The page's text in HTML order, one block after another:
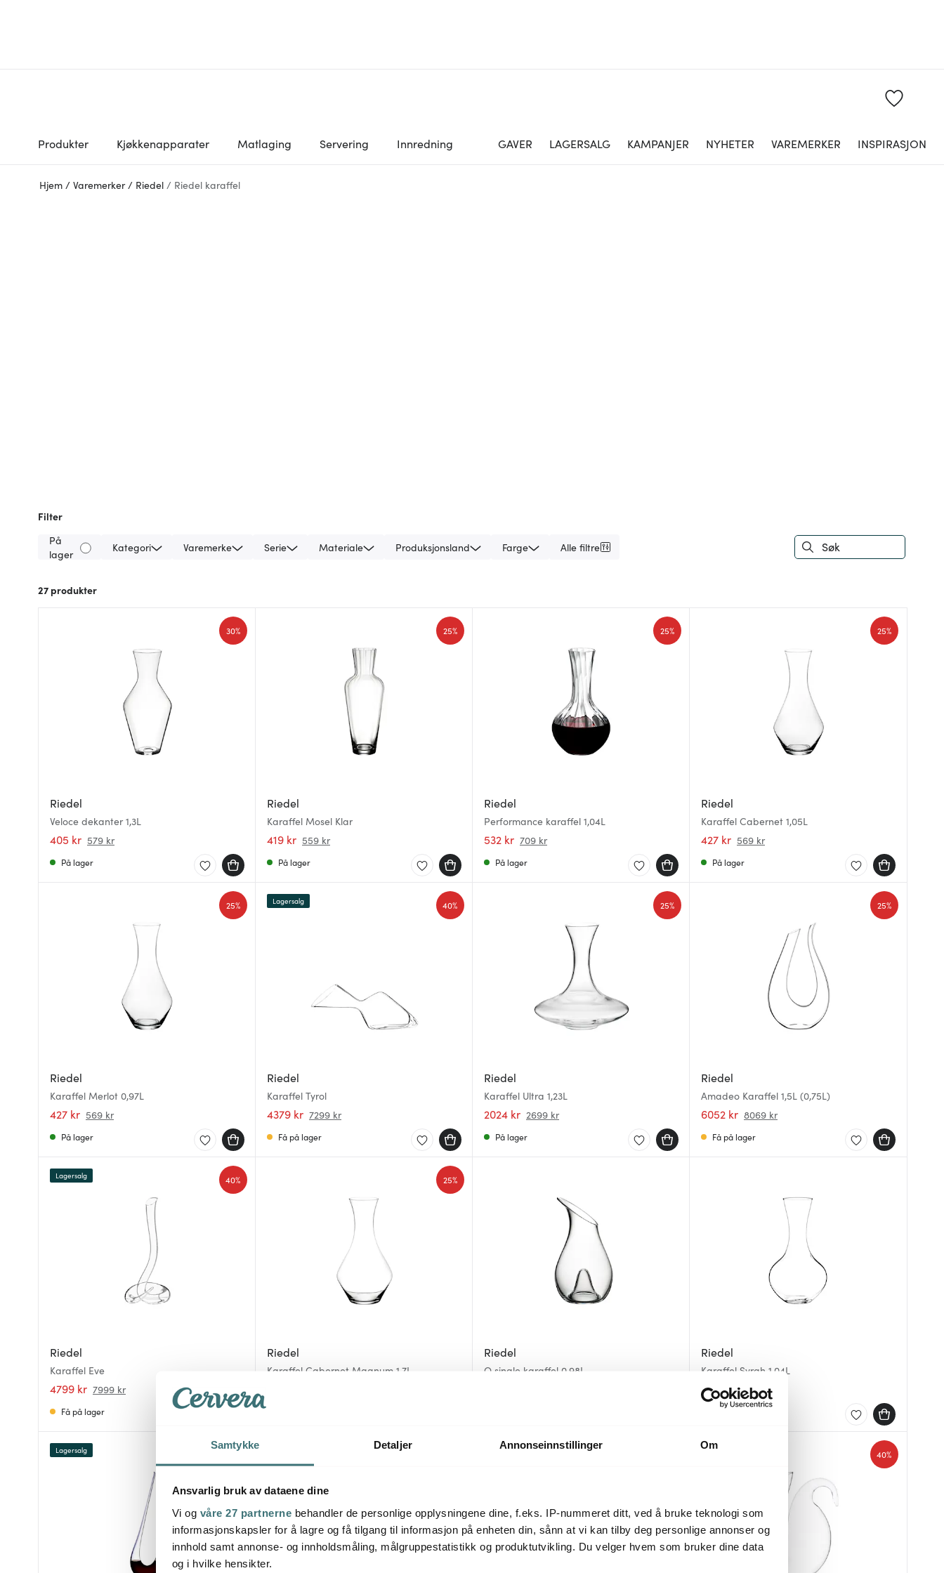
Samtykke Detaljer Annonseinnstillinger Om
Ansvarlig bruk av dataene dine
Vi og våre 27 partnerne behandler de personlige opplysningene dine, f.eks. IP-nummeret ditt, ved å bruke teknologi som
informasjonskapsler for å lagre og få tilgang til informasjon på enheten din, sånn at vi kan tilby deg personlige annonser og
innhold samt annonse- og innholdsmåling, målgruppestatistikk og produktutvikling. Du velger hvem som bruker dine data
og i hvilke hensikter.
Produkter Kjøkkenapparater Matlaging Servering Innredning GAVER LAGERSALG KAMPANJER NYHETER VAREMERKER INSPIRASJON
Hjem / Varemerker / Riedel / Riedel karaffel
Filter
På
lager
Kategori Varemerke Serie Materiale Produksjonsland Farge Alle filtre
27 produkter
Riedel
Veloce dekanter 1,3L
405 kr 579 kr
30%
På lager
Riedel
Karaffel Mosel Klar
419 kr 559 kr
25%
På lager
Riedel
Performance karaffel 1,04L
532 kr 709 kr
25%
På lager
Riedel
Karaffel Cabernet 1,05L
427 kr 569 kr
25%
På lager
Riedel
Karaffel Merlot 0,97L
427 kr 569 kr
25%
På lager
Riedel
Karaffel Tyrol
4379 kr 7299 kr
40%
Lagersalg
Få på lager
Riedel
Karaffel Ultra 1,23L
2024 kr 2699 kr
25%
På lager
Riedel
Amadeo Karaffel 1,5L (0,75L)
6052 kr 8069 kr
25%
Få på lager
Riedel
Karaffel Eve
4799 kr 7999 kr
40%
Lagersalg
Få på lager
Riedel
Karaffel Cabernet Magnum 1,7L
25%
Riedel
O single karaffel 0,98L
Riedel
Karaffel Syrah 1,04L
559 kr
På lager
40%
Lagersalg Lagersalg 40%
Lagersalg